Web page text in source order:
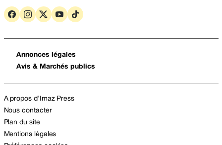
Annonces légales
Avis & Marchés publics
A propos d’Imaz Press
Nous contacter
Plan du site
Mentions légales